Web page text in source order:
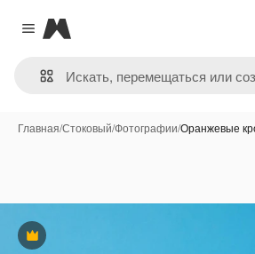
Close menu
Magnific
Главная/Стоковый/Фотографии/Оранжевые
Премиум